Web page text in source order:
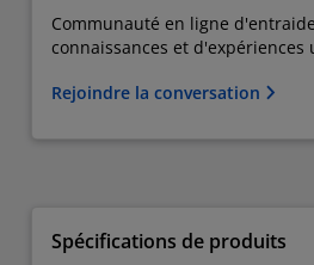
Communauté en ligne
connaissances et d'expériences
Rejoindre la conversation
Spécifications de produits